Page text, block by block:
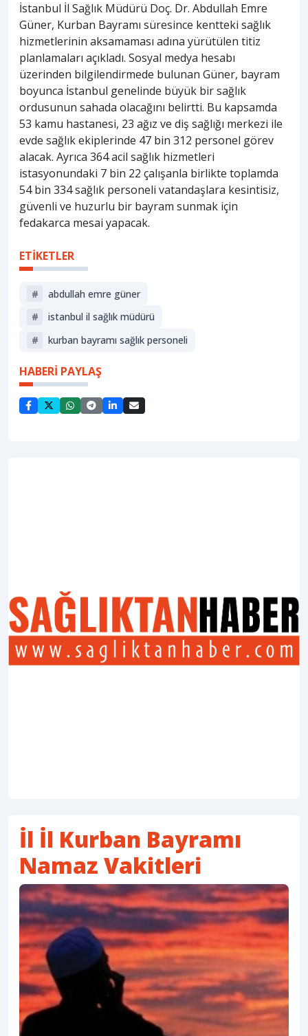
İstanbul İl Sağlık Müdürü Doç. Dr. Abdullah Emre
Güner, Kurban Bayramı süresince kentteki sağlık
hizmetlerinin aksamaması adına yürütülen titiz
planlamaları açıkladı. Sosyal medya hesabı
üzerinden bilgilendirmede bulunan Güner, bayram
boyunca İstanbul genelinde büyük bir sağlık
ordusunun sahada olacağını belirtti. Bu kapsamda
53 kamu hastanesi, 23 ağız ve diş sağlığı merkezi ile
evde sağlık ekiplerinde 47 bin 312 personel görev
alacak. Ayrıca 364 acil sağlık hizmetleri
istasyonundaki 7 bin 22 çalışanla birlikte toplamda
54 bin 334 sağlık personeli vatandaşlara kesintisiz,
güvenli ve huzurlu bir bayram sunmak için
fedakarca mesai yapacak.
ETİKETLER
#
abdullah emre güner
#
i̇stanbul i̇l sağlık müdürü
#
kurban bayramı sağlık personeli
HABERİ PAYLAŞ
İl İl Kurban Bayramı
Namaz Vakitleri